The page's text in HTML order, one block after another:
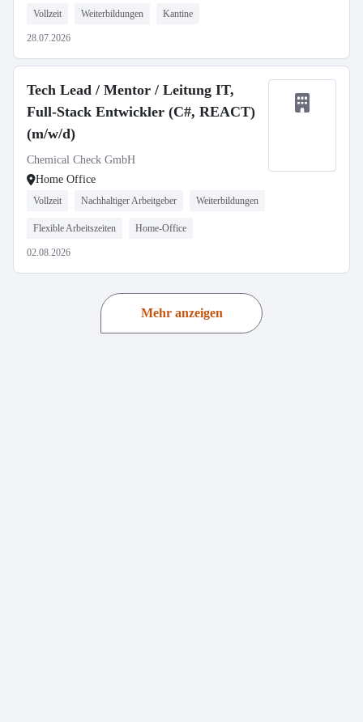
Vollzeit Weiterbildungen Kantine
28.07.2026
Tech Lead / Mentor / Leitung IT,
Full-Stack Entwickler (C#, REACT)
(m/w/d)
Chemical Check GmbH
Home Office
Vollzeit Nachhaltiger Arbeitgeber Weiterbildungen
Flexible Arbeitszeiten Home-Office
02.08.2026
Mehr anzeigen